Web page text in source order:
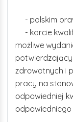
- polskim
- karcie
możliwe
zdrowotnych i
pracy na
odpowiedniej